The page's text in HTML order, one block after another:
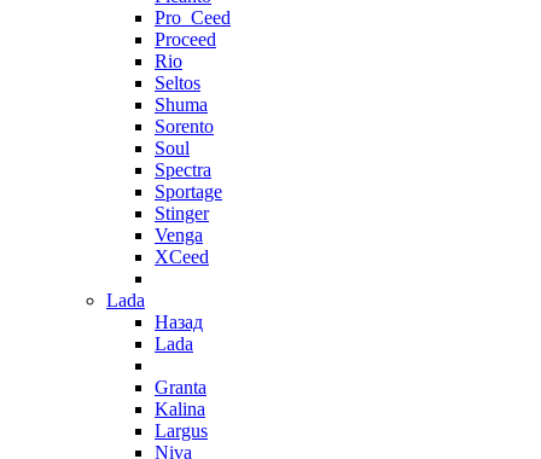
Pro_Ceed
Proceed
Rio
Seltos
Shuma
Sorento
Soul
Spectra
Sportage
Stinger
Venga
XCeed
Lada
Назад
Lada
Granta
Kalina
Largus
Niva